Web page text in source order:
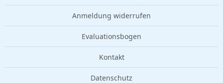
Anmeldung widerrufen
Evaluationsbogen
Kontakt
Datenschutz